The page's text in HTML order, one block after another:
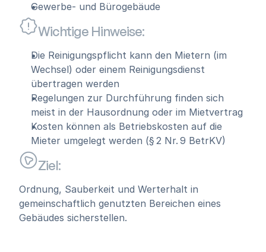
Gewerbe- und Bürogebäude
Wichtige Hinweise:
Die Reinigungspflicht kann den Mietern (im
Wechsel) oder einem Reinigungsdienst
übertragen werden
Regelungen zur Durchführung finden sich
meist in der Hausordnung oder im Mietvertrag
Kosten können als Betriebskosten auf die
Mieter umgelegt werden (§ 2 Nr. 9 BetrKV)
Ziel:
Ordnung, Sauberkeit und Werterhalt in
gemeinschaftlich genutzten Bereichen eines
Gebäudes sicherstellen.